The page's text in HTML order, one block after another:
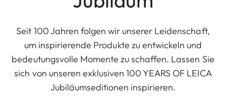
Seit 100 Jahren folgen wir unserer Leidenschaft,
um inspirierende Produkte zu entwickeln und
bedeutungsvolle Momente zu schaffen. Lassen Sie
sich von unseren exklusiven 100 YEARS OF LEICA
Jubiläumseditionen inspirieren.